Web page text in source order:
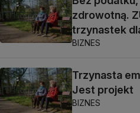
zdrowotną.
trzynastek
BIZNES
Trzynasta
Jest projekt
BIZNES